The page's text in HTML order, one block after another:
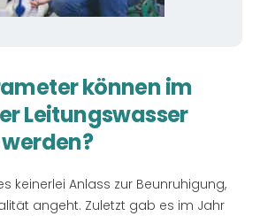
können im
Leitungswasser
keinerlei Anlass zur Beunruhigung,
angeht. Zuletzt gab es im Jahr